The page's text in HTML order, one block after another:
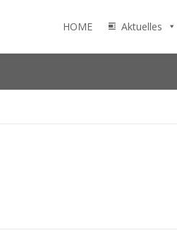
HOME Aktuelles